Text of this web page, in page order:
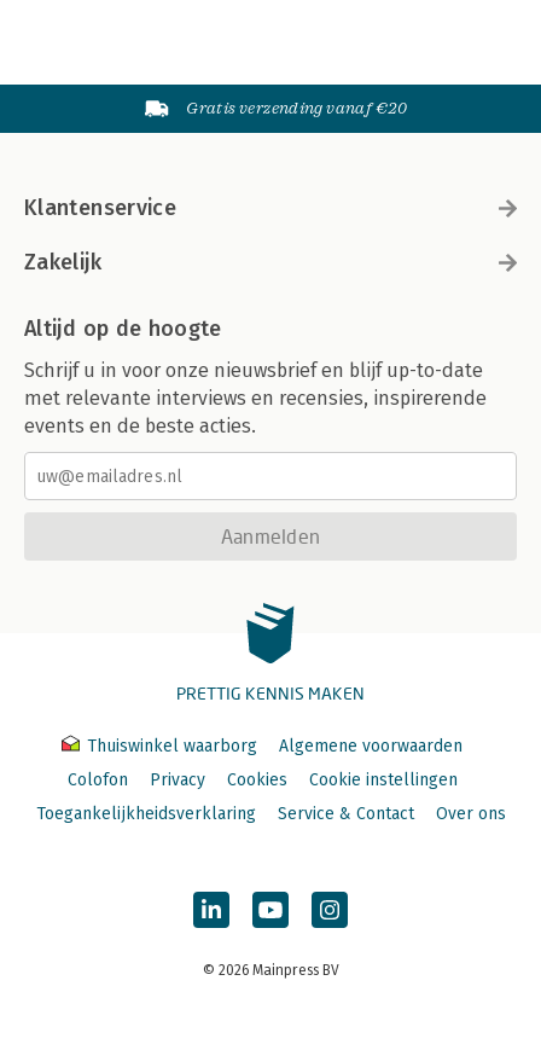
Gratis verzending vanaf €20
Klantenservice
Zakelijk
Altijd op de hoogte
Schrijf u in voor onze nieuwsbrief en blijf up-to-date
met relevante interviews en recensies, inspirerende
events en de beste acties.
Aanmelden
PRETTIG KENNIS MAKEN
Thuiswinkel waarborg
Algemene voorwaarden
Colofon
Privacy Cookies
Cookie instellingen
Toegankelijkheidsverklaring
Service & Contact Over ons
© 2026 Mainpress BV